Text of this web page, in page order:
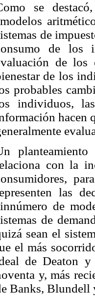
se
de
de los
de los
de los
probables
individuos,
hacen
con la
las
de
de
sean el
el más
de Deaton y
y, más
Banks, Blundell